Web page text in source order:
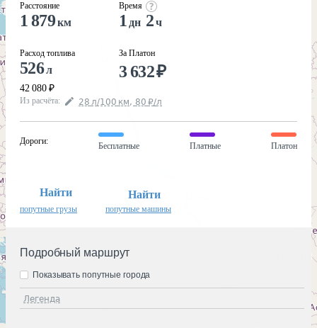
Расстояние
1 879км
Расход топлива
526л
42 080 ₽
Время
1 дн 2 ч
За Платон
3 632₽
Из расчёта: 28 л/100 км, 80 ₽/л
Дороги:
Бесплатные Платные Платон
Найти
попутные грузы
Найти
попутные машины
Подробный маршрут
Легенда
Показывать попутные города